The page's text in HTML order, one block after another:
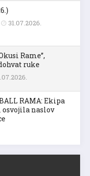
31.07.2026.
Rame”,
ruke
RAMA: Ekipa
osvojila naslov